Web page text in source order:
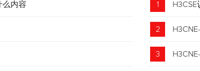
么内容 1
2
3